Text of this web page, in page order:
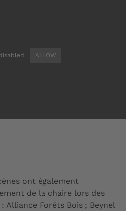
ALLOW
ont également
de la chaire lors des
Alliance Forêts Bois ; Beynel